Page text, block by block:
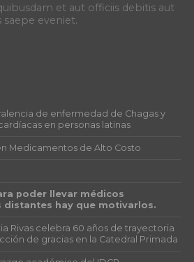
et aut officiis debitis aut
eveniet.
de enfermedad de Chagas y
en personas latinas
Medicamentos de Alto Costo
poder llevar médicos
distantes hay que motivarlos.
Rivas celebra 60 años de trayectoria
de gracias en la Catedral Primada